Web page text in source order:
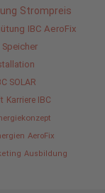
Strompreis
IBC AeroFix
Speicher
SOLAR
Karriere IBC
AeroFix
Ausbildung